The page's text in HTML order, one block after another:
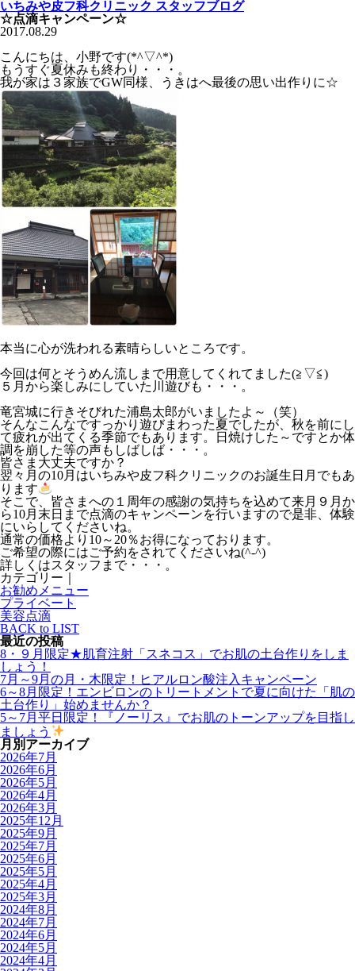
いちみや皮フ科クリニック スタッフブログ
☆点滴キャンペーン☆
2017.08.29
こんにちは、小野です(*^▽^*)
もうすぐ夏休みも終わり・・・。
我が家は３家族でGW同様、うきはへ最後の思い出作りに☆
本当に心が洗われる素晴らしいところです。
今回は何とそうめん流しまで用意してくれてました(≧▽≦)
５月から楽しみにしていた川遊びも・・・。
竜宮城に行きそびれた浦島太郎がいましたよ～（笑）
そんなこんなですっかり遊びまわった夏でしたが、秋を前にし
て疲れが出てくる季節でもあります。日焼けした～ですとか体
調を崩した等の声もしばしば・・・。
皆さま大丈夫ですか？
翌々月の10月はいちみや皮フ科クリニックのお誕生日月でもあ
ります
そこで、皆さまへの１周年の感謝の気持ちを込めて来月９月か
ら10月末日まで点滴のキャンペーンを行いますので是非、体験
にいらしてくださいね。
通常の価格より10～20％お得になっております。
ご希望の際にはご予約をされてくださいね(^-^)
詳しくはスタッフまで・・・。
カテゴリー｜
お勧めメニュー
プライベート
美容点滴
BACK to LIST
最近の投稿
8・９月限定★肌育注射「スネコス」でお肌の土台作りをしま
しょう！
7月～9月の月・木限定！ヒアルロン酸注入キャンペーン
6～8月限定！エンビロンのトリートメントで夏に向けた「肌の
土台作り」始めませんか？
5～7月平日限定！『ノーリス』でお肌のトーンアップを目指し
ましょう
月別アーカイブ
2026年7月
2026年6月
2026年5月
2026年4月
2026年3月
2025年12月
2025年9月
2025年7月
2025年6月
2025年5月
2025年4月
2025年3月
2024年8月
2024年7月
2024年6月
2024年5月
2024年4月